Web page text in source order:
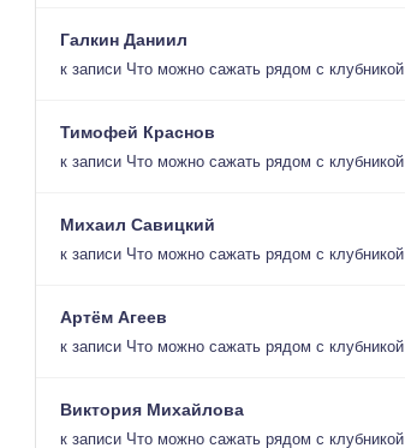
Галкин Даниил
к записи Что можно сажать рядом с клубникой
Тимофей Краснов
к записи Что можно сажать рядом с клубникой
Михаил Савицкий
к записи Что можно сажать рядом с клубникой
Артём Агеев
к записи Что можно сажать рядом с клубникой
Виктория Михайлова
к записи Что можно сажать рядом с клубникой